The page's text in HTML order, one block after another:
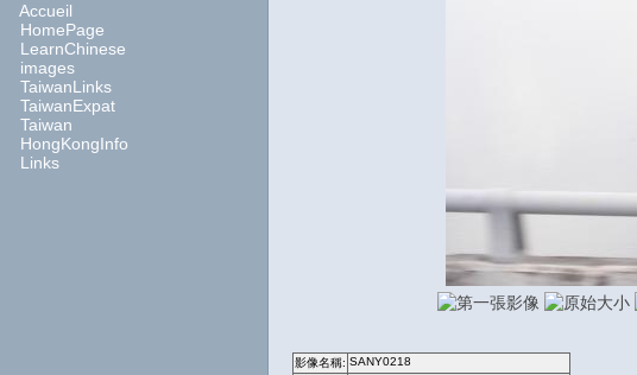
Accueil
HomePage
LearnChinese
images
TaiwanLinks
TaiwanExpat
Taiwan
HongKongInfo
Links
影像名稱: SANY0218